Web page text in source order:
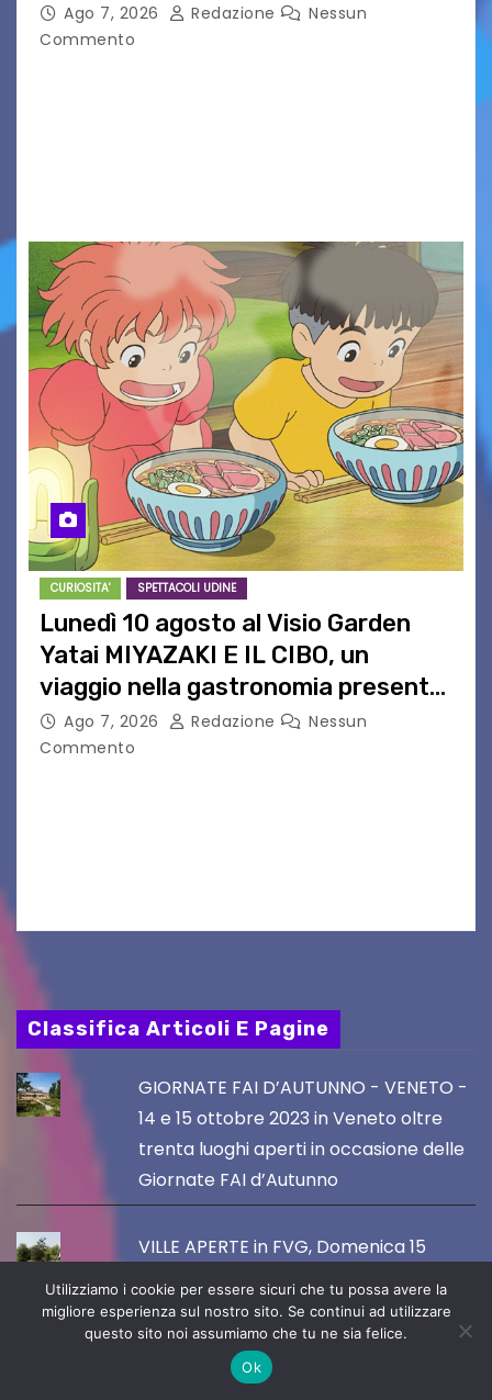
Ago 7, 2026 Redazione
Nessun
Commento
CURIOSITA' SPETTACOLI UDINE
Lunedì 10 agosto al Visio Garden
Yatai MIYAZAKI E IL CIBO, un
viaggio nella gastronomia presente
nei film di Hayao Miyazaki!
Ago 7, 2026 Redazione
Nessun
Commento
Classifica Articoli E Pagine
GIORNATE FAI D’AUTUNNO - VENETO -
14 e 15 ottobre 2023 in Veneto oltre
trenta luoghi aperti in occasione delle
Giornate FAI d’Autunno
VILLE APERTE in FVG, Domenica 15
ottobre 2023
GIORNATE FAI D'AUTUNNO: 23
APERTURE IN 9 COMUNI DEL FVG
Utilizziamo i cookie per essere sicuri che tu possa avere la
migliore esperienza sul nostro sito. Se continui ad utilizzare
questo sito noi assumiamo che tu ne sia felice.
Ok